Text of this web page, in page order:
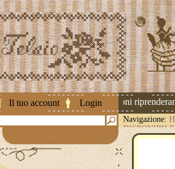
Il tuo account Login
Attenzione ! Le spedizioni
Navigazione:
DISPONIBILE